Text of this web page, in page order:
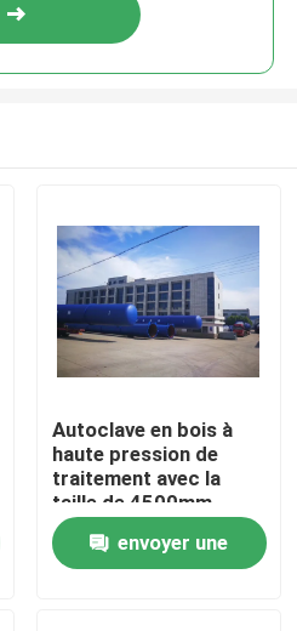
Autoclave en bois à
haute pression de
traitement avec la
taille de 4500mm,
appropriée au fluide
de CCAenvoyer une